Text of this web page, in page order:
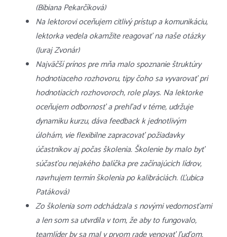
(Bibiana Pekarčíková)
Na lektorovi oceňujem citlivý prístup a komunikáciu,
lektorka vedela okamžite reagovať na naše otázky
(Juraj Zvonár)
Najväčší prínos pre mňa malo spoznanie štruktúry
hodnotiaceho rozhovoru, tipy čoho sa vyvarovať pri
hodnotiacich rozhovoroch, role plays. Na lektorke
oceňujem odbornosť a prehľad v téme, udržuje
dynamiku kurzu, dáva feedback k jednotlivým
úlohám, vie flexibilne zapracovať požiadavky
účastníkov aj počas školenia. Školenie by malo byť
súčasťou nejakého balíčka pre začínajúcich lídrov,
navrhujem termín školenia po kalibráciách. (Ľubica
Patáková)
Zo školenia som odchádzala s novými vedomosťami
a len som sa utvrdila v tom, že aby to fungovalo,